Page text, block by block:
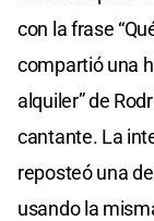
con la frase
compartió una
alquiler” de
cantante. La
reposteó una
usando la